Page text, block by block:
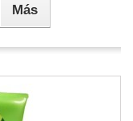
Más